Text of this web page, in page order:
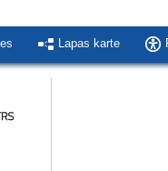
Lapas karte